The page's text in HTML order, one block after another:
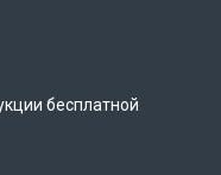
бесплатной